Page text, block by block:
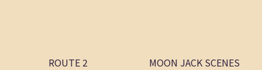
ROUTE 2 MOON JACK SCENES